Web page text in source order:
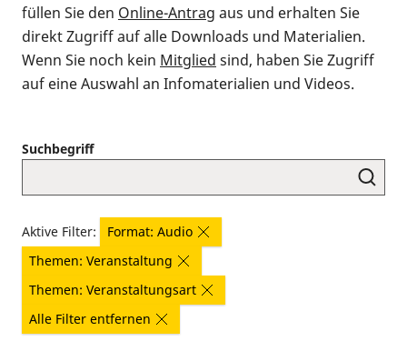
füllen Sie den Online-Antrag aus und erhalten Sie
direkt Zugriff auf alle Downloads und Materialien.
Wenn Sie noch kein Mitglied sind, haben Sie Zugriff
auf eine Auswahl an Infomaterialien und Videos.
Suchbegriff
Aktive Filter:
Format: Audio
Themen: Veranstaltung
Themen: Veranstaltungsart
Alle Filter entfernen